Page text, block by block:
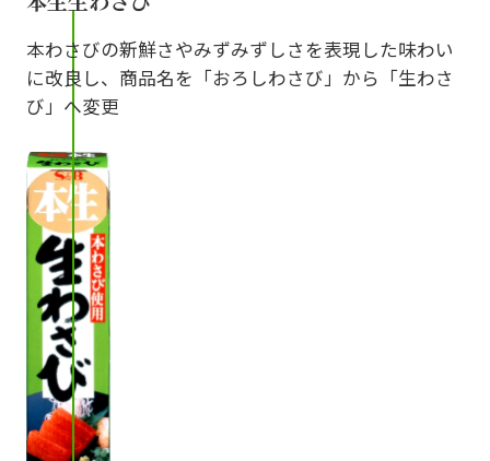
本わさびの新鮮さやみずみずしさを表現した味わい
に改良し、商品名を「おろしわさび」から「生わさ
び」へ変更